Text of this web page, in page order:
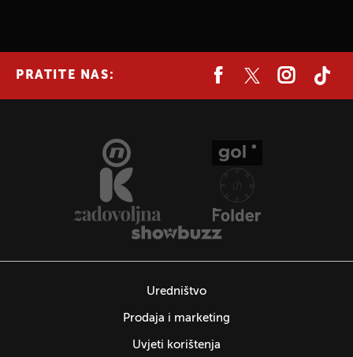
PRATITE NAS:
Uredništvo
Prodaja i marketing
Uvjeti korištenja